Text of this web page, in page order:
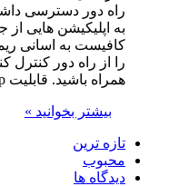
راه دور دسترسی
کافیست به اسانی
را از راه دور کنترل
همراه باشید. قابلیت Remote Desktop به شما امکان…
بیشتر بخوانید »
تازه ترین
محبوب
دیدگاه ها